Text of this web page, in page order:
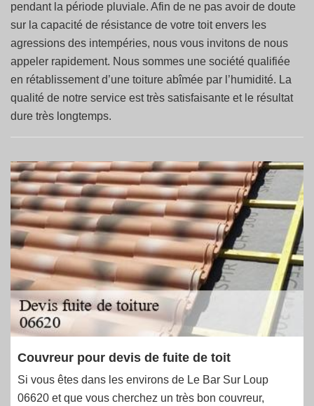
pendant la période pluviale. Afin de ne pas avoir de doute
sur la capacité de résistance de votre toit envers les
agressions des intempéries, nous vous invitons de nous
appeler rapidement. Nous sommes une société qualifiée
en rétablissement d’une toiture abîmée par l’humidité. La
qualité de notre service est très satisfaisante et le résultat
dure très longtemps.
Couvreur pour devis de fuite de toit
Si vous êtes dans les environs de Le Bar Sur Loup
06620 et que vous cherchez un très bon couvreur,